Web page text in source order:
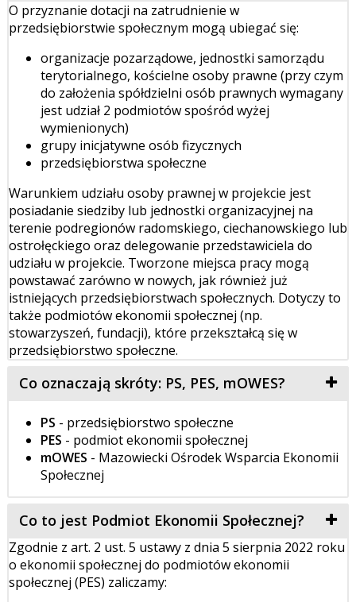
O przyznanie dotacji na zatrudnienie w
przedsiębiorstwie społecznym mogą ubiegać się:
organizacje pozarządowe, jednostki samorządu
terytorialnego, kościelne osoby prawne (przy czym
do założenia spółdzielni osób prawnych wymagany
jest udział 2 podmiotów spośród wyżej
wymienionych)
grupy inicjatywne osób fizycznych
przedsiębiorstwa społeczne
Warunkiem udziału osoby prawnej w projekcie jest
posiadanie siedziby lub jednostki organizacyjnej na
terenie podregionów radomskiego, ciechanowskiego lub
ostrołęckiego oraz delegowanie przedstawiciela do
udziału w projekcie. Tworzone miejsca pracy mogą
powstawać zarówno w nowych, jak również już
istniejących przedsiębiorstwach społecznych. Dotyczy to
także podmiotów ekonomii społecznej (np.
stowarzyszeń, fundacji), które przekształcą się w
przedsiębiorstwo społeczne.
Co oznaczają skróty: PS, PES, mOWES?
PS - przedsiębiorstwo społeczne
PES - podmiot ekonomii społecznej
mOWES - Mazowiecki Ośrodek Wsparcia Ekonomii
Społecznej
Co to jest Podmiot Ekonomii Społecznej?
Zgodnie z art. 2 ust. 5 ustawy z dnia 5 sierpnia 2022 roku
o ekonomii społecznej do podmiotów ekonomii
społecznej (PES) zaliczamy: